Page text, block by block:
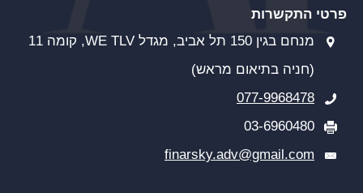
פרטי התקשרות
מנחם בגין 150 תל אביב, מגדל WE TLV, קומה 11
(חניה בתיאום מראש)
077-9968478
03-6960480
finarsky.adv@gmail.com